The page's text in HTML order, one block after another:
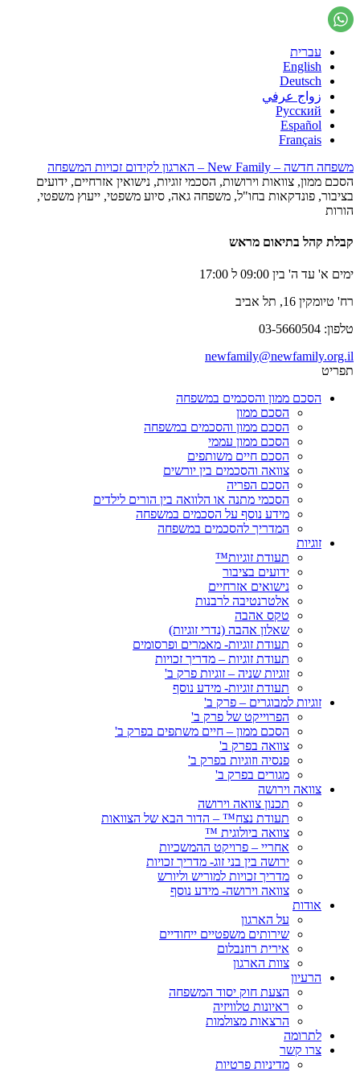
עברית
English
Deutsch
زواج عرفي
Русский
Español
Français
משפחה חדשה – New Family – הארגון לקידום זכויות המשפחה
הסכם ממון, צוואות וירושות, הסכמי זוגיות, נישואין אזרחיים, ידועים
בציבור, פונדקאות בחו"ל, משפחה גאה, סיוע משפטי, ייעוץ משפטי,
הורות
קבלת קהל בתיאום מראש
ימים א' עד ה' בין 09:00 ל 17:00
רח' טיומקין 16, תל אביב
טלפון: 03-5660504
newfamily@newfamily.org.il
תפריט
הסכם ממון והסכמים במשפחה
הסכם ממון
הסכם ממון והסכמים במשפחה
הסכם ממון עממי
הסכם חיים משותפים
צוואה והסכמים בין יורשים
הסכם הפריה
הסכמי מתנה או הלוואה בין הורים לילדים
מידע נוסף על הסכמים במשפחה
המדריך להסכמים במשפחה
זוגיות
תעודת זוגיות™
ידועים בציבור
נישואים אזרחיים
אלטרנטיבה לרבנות
טקס אהבה
שאלון אהבה (נדרי זוגיות)
תעודת זוגיות- מאמרים ופרסומים
תעודת זוגיות – מדריך זכויות
זוגיות שניה – זוגיות פרק ב'
תעודת זוגיות- מידע נוסף
זוגיות למבוגרים – פרק ב'
הפרוייקט של פרק ב'
הסכם ממון – חיים משתפים בפרק ב'
צוואה בפרק ב'
פנסיה וזוגיות בפרק ב'
מגורים בפרק ב'
צוואה וירושה
תכנון צוואה וירושה
תעודת נצח™ – הדור הבא של הצוואות
צוואה ביולוגית ™
אחריי – פרויקט ההמשכיות
ירושה בין בני זוג- מדריך זכויות
מדריך זכויות למוריש וליורש
צוואה וירושה- מידע נוסף
אודות
על הארגון
שירותים משפטיים ייחודיים
אירית רוזנבלום
צוות הארגון
הרעיון
הצעת חוק יסוד המשפחה
ראיונות טלוויזיה
הרצאות מצולמות
לתרומה
צרו קשר
מדיניות פרטיות